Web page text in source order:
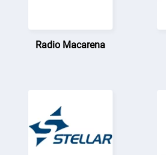
Radio Macarena